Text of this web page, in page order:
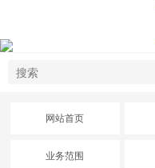
网站首页
业务范围